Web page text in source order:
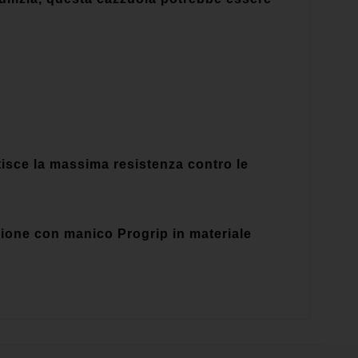
la massima resistenza contro le
con manico Progrip in materiale